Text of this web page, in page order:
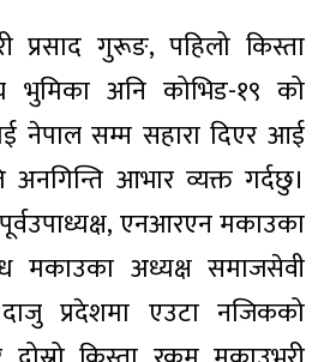
प्रसाद गुरूङ, पहिलो किस्ता
अनि कोभिड-१९ को
नेपाल सम्म सहारा दिएर आई
अनगिन्ति आभार व्यक्त गर्दछु।
एनआरएन मकाउका
मकाउका अध्यक्ष समाजसेवी
प्रदेशमा एउटा नजिकको